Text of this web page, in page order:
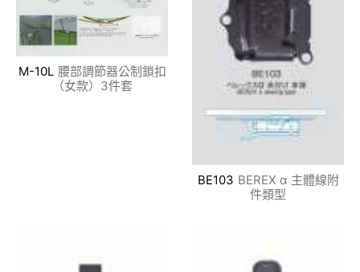
M-10L 腰部調節器公制鎖扣
（女款）3件套
BE103 BEREX α 主體線附
件類型